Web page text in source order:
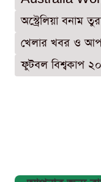
অস্ট্রেলিয়া
খেলার খবর ও
ফুটবল বিশ্বকাপ